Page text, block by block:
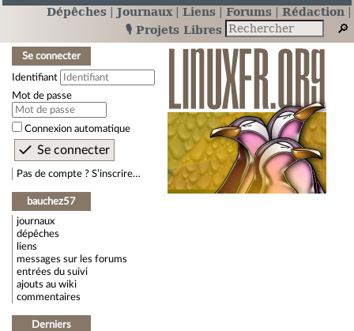
Dépêches Journaux Liens Forums
Rédaction
🎙️ Projets Libres
Se connecter
Identifiant
Mot de passe
Connexion automatique
Pas de compte ? S’inscrire…
bauchez57
journaux
dépêches
liens
messages sur les forums
entrées du suivi
ajouts au wiki
commentaires
Derniers